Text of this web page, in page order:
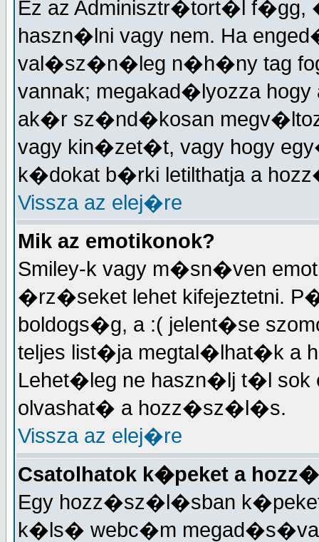
Ez az Adminisztr�tort�l f�gg,
haszn�lni vagy nem. Ha
val�sz�n�leg n�h�ny tag
vannak; megakad�lyozza
ak�r sz�nd�kosan
vagy kin�zet�t, vagy hogy
k�dokat b�rki letilthatja a
Vissza az elej�re
Mik az emotikonok?
Smiley-k vagy m�sn�ven
�rz�seket lehet kifejeztetni.
boldogs�g, a :( jelent�se
teljes list�ja megtal�lhat�k
Lehet�leg ne haszn�lj t�l sok
olvashat� a hozz�sz�l�s.
Vissza az elej�re
Csatolhatok k�peket a
Egy hozz�sz�l�sban k�peket
k�ls� webc�m